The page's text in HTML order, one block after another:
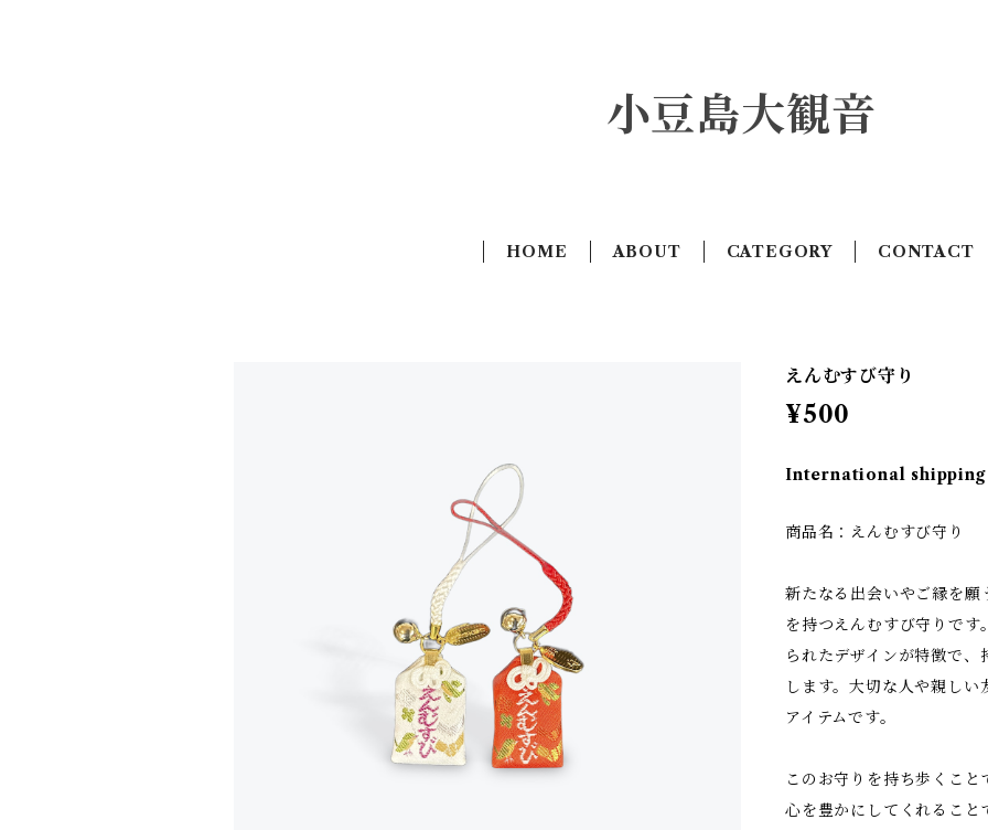
小豆島大観音
HOME ABOUT CATEGORY CONTACT
えんむすび守り
¥500
International
商品名：えんむすび守り
新たなる出会いやご縁を
を持つえんむすび守りで
られたデザインが特徴で
します。大切な人や親し
アイテムです。
このお守りを持ち歩くこと
心を豊かにしてくれるこ